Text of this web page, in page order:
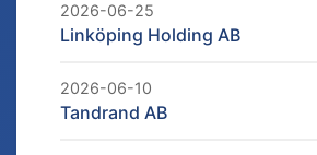
2026-06-25
Linköping Holding AB
2026-06-10
Tandrand AB